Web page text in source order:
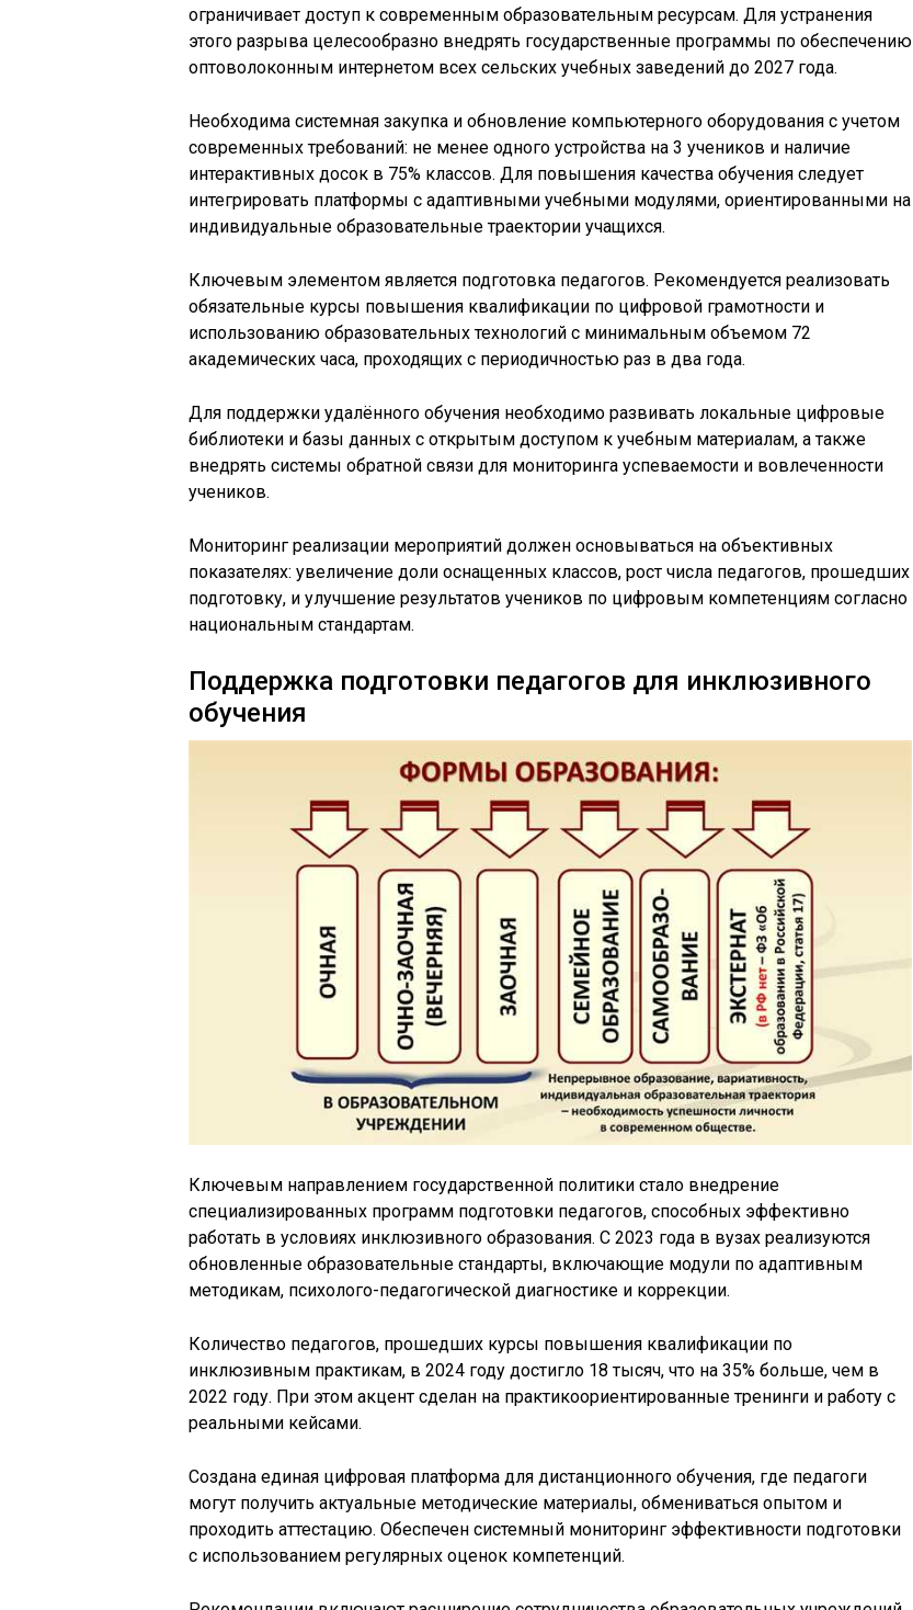
ограничивает доступ к современным образовательным ресурсам. Для устранения
этого разрыва целесообразно внедрять государственные программы по обеспечению
оптоволоконным интернетом всех сельских учебных заведений до 2027 года.
Необходима системная закупка и обновление компьютерного оборудования с учетом
современных требований: не менее одного устройства на 3 учеников и наличие
интерактивных досок в 75% классов. Для повышения качества обучения следует
интегрировать платформы с адаптивными учебными модулями, ориентированными на
индивидуальные образовательные траектории учащихся.
Ключевым элементом является подготовка педагогов. Рекомендуется реализовать
обязательные курсы повышения квалификации по цифровой грамотности и
использованию образовательных технологий с минимальным объемом 72
академических часа, проходящих с периодичностью раз в два года.
Для поддержки удалённого обучения необходимо развивать локальные цифровые
библиотеки и базы данных с открытым доступом к учебным материалам, а также
внедрять системы обратной связи для мониторинга успеваемости и вовлеченности
учеников.
Мониторинг реализации мероприятий должен основываться на объективных
показателях: увеличение доли оснащенных классов, рост числа педагогов, прошедших
подготовку, и улучшение результатов учеников по цифровым компетенциям согласно
национальным стандартам.
Поддержка подготовки педагогов для инклюзивного
обучения
Ключевым направлением государственной политики стало внедрение
специализированных программ подготовки педагогов, способных эффективно
работать в условиях инклюзивного образования. С 2023 года в вузах реализуются
обновленные образовательные стандарты, включающие модули по адаптивным
методикам, психолого-педагогической диагностике и коррекции.
Количество педагогов, прошедших курсы повышения квалификации по
инклюзивным практикам, в 2024 году достигло 18 тысяч, что на 35% больше, чем в
2022 году. При этом акцент сделан на практикоориентированные тренинги и работу с
реальными кейсами.
Создана единая цифровая платформа для дистанционного обучения, где педагоги
могут получить актуальные методические материалы, обмениваться опытом и
проходить аттестацию. Обеспечен системный мониторинг эффективности подготовки
с использованием регулярных оценок компетенций.